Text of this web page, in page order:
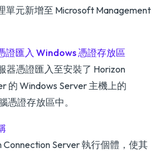
單元新增至 Microsoft Management
證匯入 Windows 憑證存放區
器憑證匯入至安裝了 Horizon
的 Windows Server 主機上的
憑證存放區中。
Connection Server 執行個體，使其